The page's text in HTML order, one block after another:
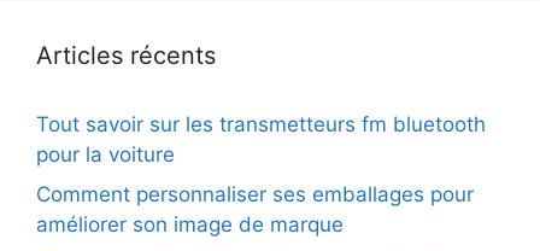
Articles récents
Tout savoir sur les transmetteurs fm bluetooth
pour la voiture
Comment personnaliser ses emballages pour
améliorer son image de marque